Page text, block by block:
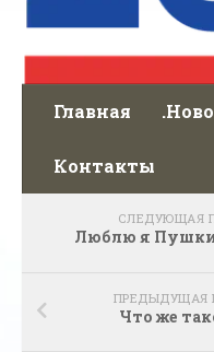
Главная
Контакты
СЛЕДУЮЩАЯ
Люблю я
ПРЕДЫДУЩАЯ
Что же